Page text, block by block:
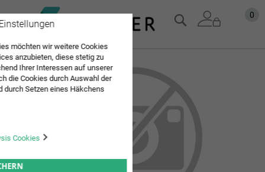
Zum
Inhalt
0
Suche
Zum
Ende
der
möchten wir weitere Cookies
anzubieten, diese stetig zu
Ihrer Interessen auf unserer
die Cookies durch Auswahl der
durch Setzen eines Häkchens
in unserer
Cookies